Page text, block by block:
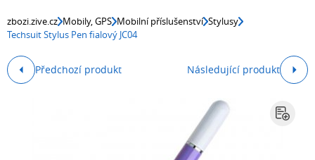
zbozi.zive.cz Mobily, GPS Mobilní příslušenství Stylusy
Techsuit Stylus Pen fialový JC04
Předchozí produkt Následující produkt